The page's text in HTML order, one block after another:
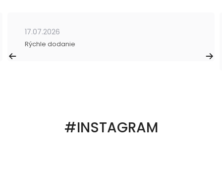
17.07.2026
Rýchle dodanie
#INSTAGRAM